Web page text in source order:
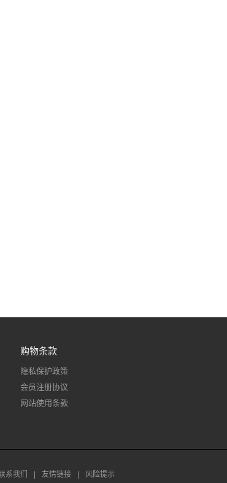
购物条款
隐私保护政策
会员注册协议
网站使用条款
系我们 友情链接 风险提示